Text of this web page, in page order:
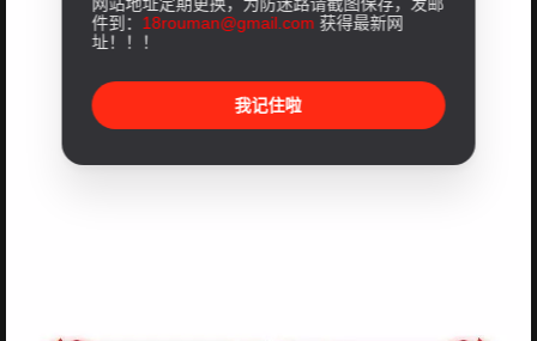
件到： 18rouman@gmail.com 获得最新网
址！！！
我记住啦